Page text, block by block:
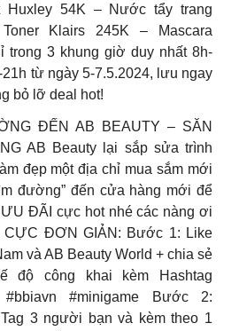
Huxley 54K – Nước tẩy trang
Klairs 245K – Mascara
trong 3 khung giờ duy nhất 8h-
từ ngày 5-7.5.2024, lưu ngay
bỏ lỡ deal hot!
ĐẾN AB BEAUTY – SĂN
AB Beauty lại sắp sửa trình
đẹp một địa chỉ mua sắm mới
đường” đến cửa hàng mới để
ĐÃI cực hot nhé các nàng ơi
CỰC ĐƠN GIẢN: Bước 1: Like
và AB Beauty World + chia sẻ
độ công khai kèm Hashtag
#bbiavn #minigame Bước 2:
3 người bạn và kèm theo 1